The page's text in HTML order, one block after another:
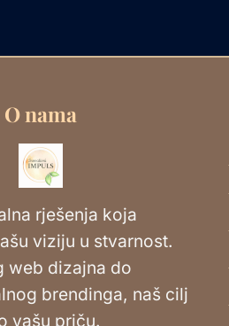
O nama
rješenja koja
viziju u stvarnost.
web dizajna do
brendinga, naš cilj
vašu priču.